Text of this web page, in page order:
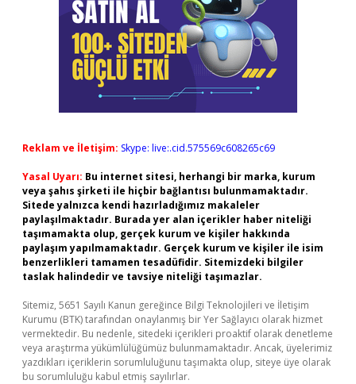
Reklam ve İletişim: Skype: live:.cid.575569c608265c69
Yasal Uyarı: Bu internet sitesi, herhangi bir marka, kurum
veya şahıs şirketi ile hiçbir bağlantısı bulunmamaktadır.
Sitede yalnızca kendi hazırladığımız makaleler
paylaşılmaktadır. Burada yer alan içerikler haber niteliği
taşımamakta olup, gerçek kurum ve kişiler hakkında
paylaşım yapılmamaktadır. Gerçek kurum ve kişiler ile isim
benzerlikleri tamamen tesadüfidir. Sitemizdeki bilgiler
taslak halindedir ve tavsiye niteliği taşımazlar.
Sitemiz, 5651 Sayılı Kanun gereğince Bilgi Teknolojileri ve İletişim
Kurumu (BTK) tarafından onaylanmış bir Yer Sağlayıcı olarak hizmet
vermektedir. Bu nedenle, sitedeki içerikleri proaktif olarak denetleme
veya araştırma yükümlülüğümüz bulunmamaktadır. Ancak, üyelerimiz
yazdıkları içeriklerin sorumluluğunu taşımakta olup, siteye üye olarak
bu sorumluluğu kabul etmiş sayılırlar.